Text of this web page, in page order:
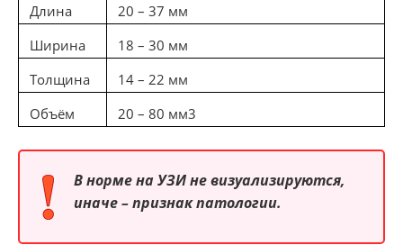
Длина
20 – 37 мм
Ширина
18 – 30 мм
Толщина
14 – 22 мм
Объём
20 – 80 мм3
В норме на УЗИ не визуализируются,
иначе – признак патологии.